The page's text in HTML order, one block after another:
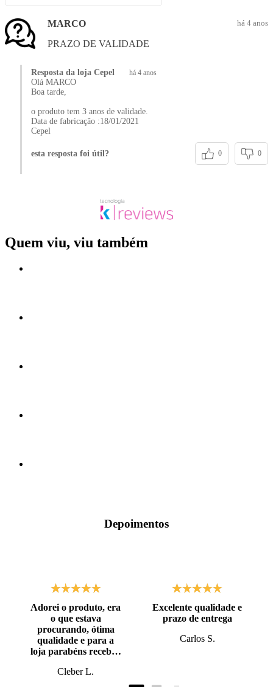
MARCO há 4 anos
PRAZO DE VALIDADE
Resposta da loja Cepel há 4 anos
Olá MARCO
Boa tarde,
o produto tem 3 anos de validade.
Data de fabricação :18/01/2021
Cepel
esta resposta foi útil? 0 0
Quem viu, viu também
Depoimentos
Adorei o produto, era
o que estava
procurando, ótima
qualidade e para a
loja parabéns recebi o
prazo, super bem
Cleber L.
Excelente qualidade e
prazo de entrega
Carlos S.